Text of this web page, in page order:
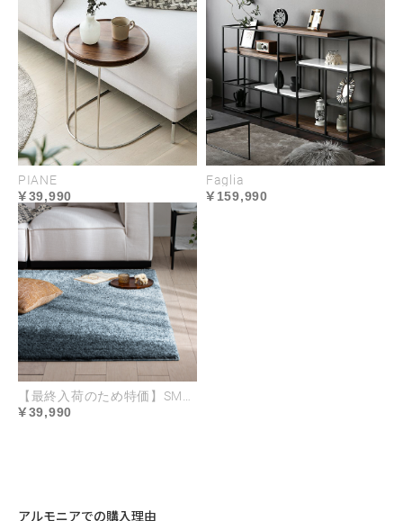
PIANE
39,990
Faglia
159,990
【最終入荷のため特価】SME-06 200×200cm
39,990
アルモニアでの購入理由